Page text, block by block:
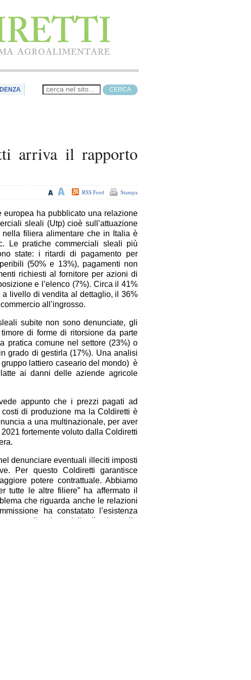
arriva il rapporto
Stampa
RSS Feed
ha pubblicato una relazione
sleali (Utp) cioè sull’attuazione
filiera alimentare che in Italia è
Le pratiche commerciali sleali più
state: i ritardi di pagamento per
(50% e 13%), pagamenti non
richiesti al fornitore per azioni di
e l’elenco (7%). Circa il 41%
livello di vendita al dettaglio, il 36%
all’ingrosso.
subite non sono denunciate, gli
di forme di ritorsione da parte
pratica comune nel settore (23%) o
grado di gestirla (17%). Una analisi
lattiero caseario del mondo) è
ai danni delle aziende agricole
appunto che i prezzi pagati ad
di produzione ma la Coldiretti è
a una multinazionale, per aver
fortemente voluto dalla Coldiretti
denunciare eventuali illeciti imposti
Per questo Coldiretti garantisce
potere contrattuale. Abbiamo
tutte le altre filiere” ha affermato il
che riguarda anche le relazioni
ha constatato l’esistenza
applicazione della direttiva sulle